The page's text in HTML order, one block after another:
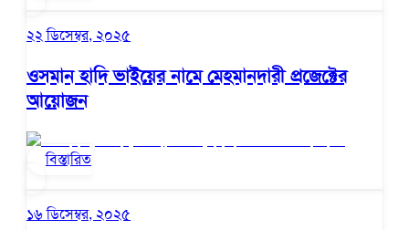
২২ ডিসেম্বর, ২০২৫
ওসমান হাদি ভাইয়ের নামে মেহমানদারী প্রজেক্টের
আয়োজন
বিস্তারিত
১৬ ডিসেম্বর, ২০২৫